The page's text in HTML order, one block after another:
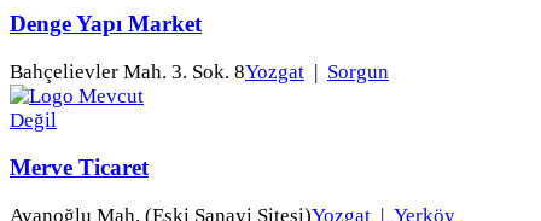
Denge Yapı Market
Bahçelievler Mah. 3. Sok. 8Yozgat | Sorgun
Merve Ticaret
Ayanoğlu Mah. (Eski Sanayi Sitesi)Yozgat | Yerköy